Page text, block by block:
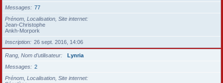
Messages
77
Prénom, Localisation, Site internet
Jean-Christophe
Ankh-Morpork
Inscription
26 sept. 2016, 14:06
Rang, Nom d’utilisateur
Lynria
Messages
2
Prénom, Localisation, Site internet